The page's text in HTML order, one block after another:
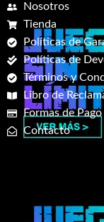
Nosotros
Tienda
Políticas de
Políticas de
Términos y
Libro de
Formas de Pago
Contacto